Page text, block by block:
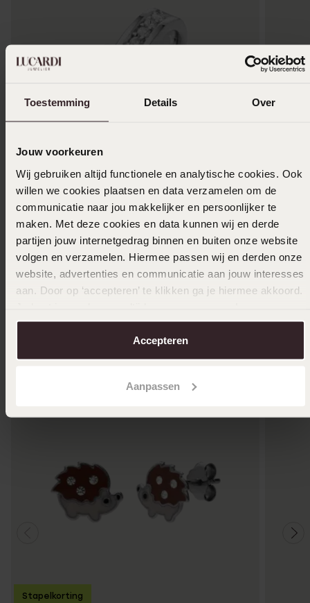
Toestemming Details Over
Jouw voorkeuren
Wij gebruiken altijd functionele en analytische cookies. Ook
willen we cookies plaatsen en data verzamelen om de
communicatie naar jou makkelijker en persoonlijker te
maken. Met deze cookies en data kunnen wij en derde
partijen jouw internetgedrag binnen en buiten onze website
volgen en verzamelen. Hiermee passen wij en derden onze
website, advertenties en communicatie aan jouw interesses
aan. Door op ‘accepteren’ te klikken ga je hiermee akkoord.
over in onscookiebeleid.
Accepteren
Aanpassen
9 K witte verlovingsring dia Bouganville H103
3849.99 3,079 99
9
3149.99
Anderen kochten ook
Stapelkorting